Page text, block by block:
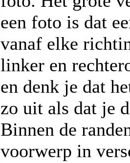
een foto is dat
vanaf elke
linker en
en denk je dat
zo uit als dat je
Binnen de
voorwerp in